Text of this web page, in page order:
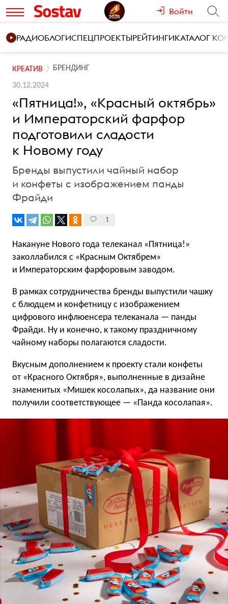
Войти
РАДИОБЛОГИСПЕЦПРОЕКТЫРЕЙТИНГИКАТАЛОГ
КРЕАТИВ БРЕНДИНГ
30.12.2024
«Пятница!», «Красный октябрь»
и Императорский фарфор
подготовили сладости
к Новому году
Бренды выпустили чайный набор
и конфеты с изображением панды
Фрайди
1
Накануне Нового года телеканал «Пятница!»
заколлабился с «Красным Октябрем»
и Императорским фарфоровым заводом.
В рамках сотрудничества бренды выпустили чашку
с блюдцем и конфетницу с изображением
цифрового инфлюенсера телеканала — панды
Фрайди. Ну и конечно, к такому праздничному
чайному наборы полагаются сладости.
Вкусным дополнением к проекту стали конфеты
от «Красного Октября», выполненные в дизайне
знаменитых «Мишек косолапых», да название они
получили соответствующее — «Панда косолапая».